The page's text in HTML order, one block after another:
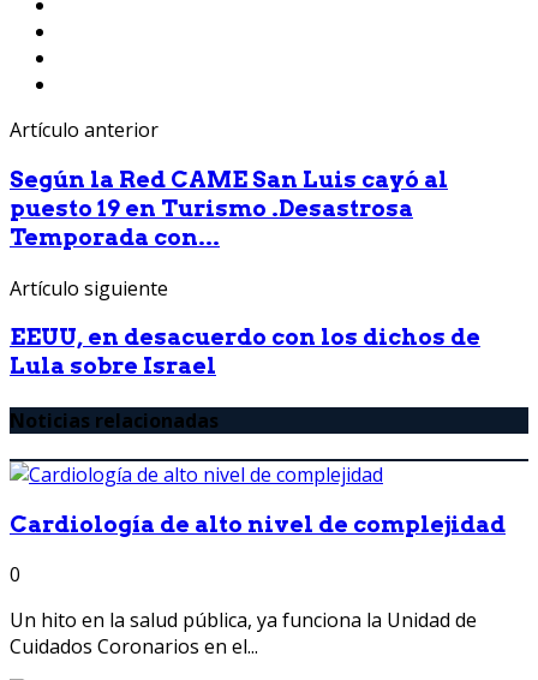
Artículo anterior
Según la Red CAME San Luis cayó al
puesto 19 en Turismo .Desastrosa
Temporada con...
Artículo siguiente
EEUU, en desacuerdo con los dichos de
Lula sobre Israel
Noticias relacionadas
Cardiología de alto nivel de complejidad
0
Un hito en la salud pública, ya funciona la Unidad de
Cuidados Coronarios en el...